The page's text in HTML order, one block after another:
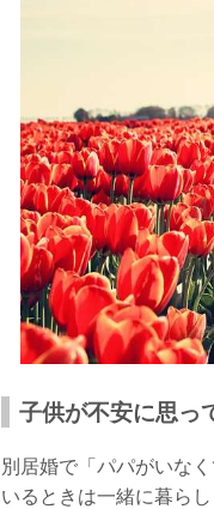
子供が不安に思っ
別居婚で「パパがいな
いるときは一緒に暮らし